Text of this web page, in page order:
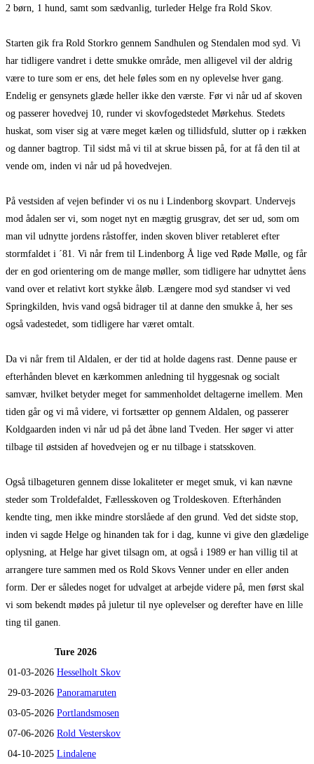
2 børn, 1 hund, samt som sædvanlig, turleder Helge fra Rold Skov.
Starten gik fra Rold Storkro gennem Sandhulen og Stendalen mod syd. Vi
har tidligere vandret i dette smukke område, men alligevel vil der aldrig
være to ture som er ens, det hele føles som en ny oplevelse hver gang.
Endelig er gensynets glæde heller ikke den værste. Før vi når ud af skoven
og passerer hovedvej 10, runder vi skovfogedstedet Mørkehus. Stedets
huskat, som viser sig at være meget kælen og tillidsfuld, slutter op i rækken
og danner bagtrop. Til sidst må vi til at skrue bissen på, for at få den til at
vende om, inden vi når ud på hovedvejen.
På vestsiden af vejen befinder vi os nu i Lindenborg skovpart. Undervejs
mod ådalen ser vi, som noget nyt en mægtig grusgrav, det ser ud, som om
man vil udnytte jordens råstoffer, inden skoven bliver retableret efter
stormfaldet i ´81. Vi når frem til Lindenborg Å lige ved Røde Mølle, og får
der en god orientering om de mange møller, som tidligere har udnyttet åens
vand over et relativt kort stykke åløb. Længere mod syd standser vi ved
Springkilden, hvis vand også bidrager til at danne den smukke å, her ses
også vadestedet, som tidligere har været omtalt.
Da vi når frem til Aldalen, er der tid at holde dagens rast. Denne pause er
efterhånden blevet en kærkommen anledning til hyggesnak og socialt
samvær, hvilket betyder meget for sammenholdet deltagerne imellem. Men
tiden går og vi må videre, vi fortsætter op gennem Aldalen, og passerer
Koldgaarden inden vi når ud på det åbne land Tveden. Her søger vi atter
tilbage til østsiden af hovedvejen og er nu tilbage i statsskoven.
Også tilbageturen gennem disse lokaliteter er meget smuk, vi kan nævne
steder som Troldefaldet, Fællesskoven og Troldeskoven. Efterhånden
kendte ting, men ikke mindre storslåede af den grund. Ved det sidste stop,
inden vi sagde Helge og hinanden tak for i dag, kunne vi give den glædelige
oplysning, at Helge har givet tilsagn om, at også i 1989 er han villig til at
arrangere ture sammen med os Rold Skovs Venner under en eller anden
form. Der er således noget for udvalget at arbejde videre på, men først skal
vi som bekendt mødes på juletur til nye oplevelser og derefter have en lille
ting til ganen.
Ture 2026
01-03-2026 Hesselholt Skov
29-03-2026 Panoramaruten
03-05-2026 Portlandsmosen
07-06-2026 Rold Vesterskov
04-10-2025 Lindalene